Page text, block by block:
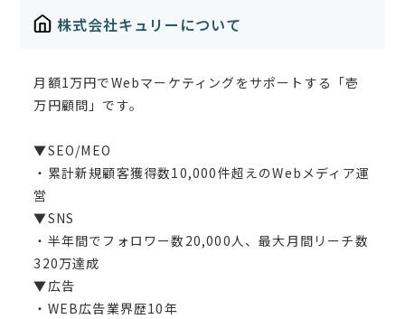
株式会社キュリーについて
月額1万円でWebマーケティングをサポートする「壱
万円顧問」です。
▼SEO/MEO
・累計新規顧客獲得数10,000件超えのWebメディア運
営
▼SNS
・半年間でフォロワー数20,000人、最大月間リーチ数
320万達成
▼広告
・WEB広告業界歴10年